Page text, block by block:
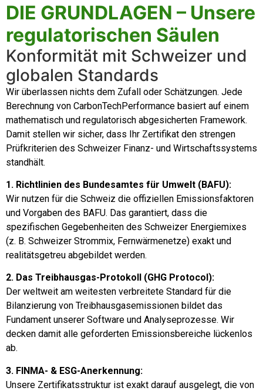
DIE GRUNDLAGEN – Unsere
regulatorischen Säulen
Konformität mit Schweizer und
globalen Standards
Wir überlassen nichts dem Zufall oder Schätzungen. Jede
Berechnung von CarbonTechPerformance basiert auf einem
mathematisch und regulatorisch abgesicherten Framework.
Damit stellen wir sicher, dass Ihr Zertifikat den strengen
Prüfkriterien des Schweizer Finanz- und Wirtschaftssystems
standhält.
1. Richtlinien des Bundesamtes für Umwelt (BAFU):
Wir nutzen für die Schweiz die offiziellen Emissionsfaktoren
und Vorgaben des BAFU. Das garantiert, dass die
spezifischen Gegebenheiten des Schweizer Energiemixes
(z. B. Schweizer Strommix, Fernwärmenetze) exakt und
realitätsgetreu abgebildet werden.
2. Das Treibhausgas-Protokoll (GHG Protocol):
Der weltweit am weitesten verbreitete Standard für die
Bilanzierung von Treibhausgasemissionen bildet das
Fundament unserer Software und Analyseprozesse. Wir
decken damit alle geforderten Emissionsbereiche lückenlos
ab.
3. FINMA- & ESG-Anerkennung:
Unsere Zertifikatsstruktur ist exakt darauf ausgelegt, die von